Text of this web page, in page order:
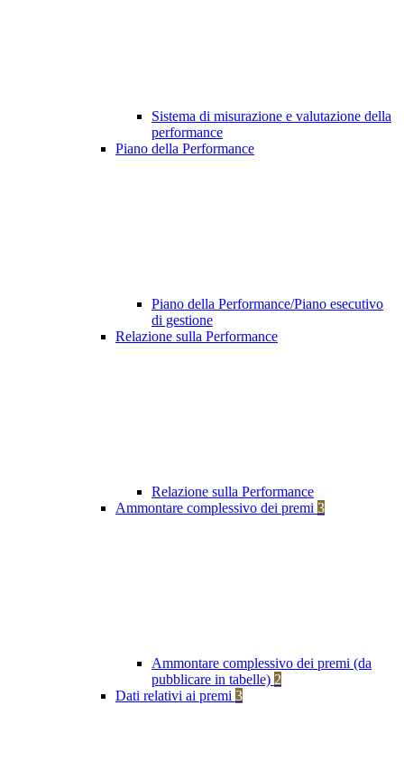
Sistema di misurazione e valutazione della
performance
Piano della Performance
Piano della Performance/Piano esecutivo
di gestione
Relazione sulla Performance
Relazione sulla Performance
Ammontare complessivo dei premi 3
Ammontare complessivo dei premi (da
pubblicare in tabelle) 2
Dati relativi ai premi 3